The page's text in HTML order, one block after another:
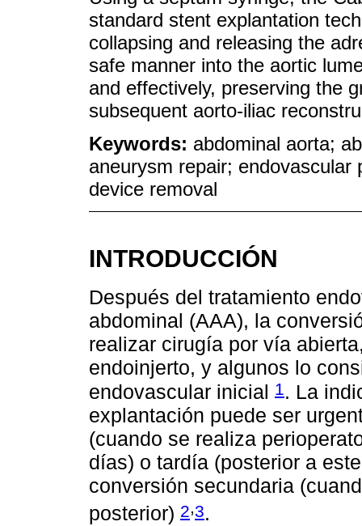
standard stent explantation
collapsing and releasing the
safe manner into the aortic
and effectively, preserving the
subsequent aorto-iliac
Keywords: abdominal aorta;
aneurysm repair;
device removal
INTRODUCCIÓN
Después del tratamiento
abdominal (AAA), la
realizar cirugía por vía
endoinjerto, y algunos lo
endovascular inicial 1. La
explantación puede ser
(cuando se realiza
días) o tardía (posterior a
conversión secundaria
posterior) 2,3.